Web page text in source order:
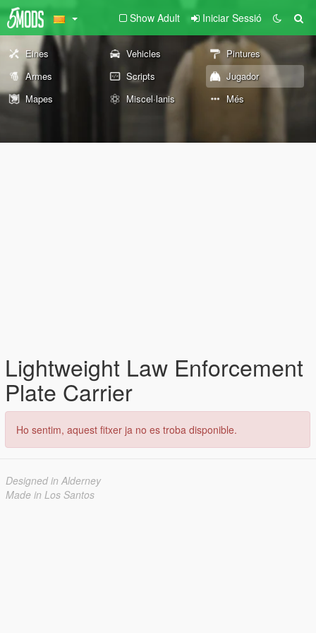
Show Adult Iniciar Sessió
Eines Vehicles
Pintures
Armes
Scripts
Jugador
Mapes
Miscel·lanis Més
Lightweight Law Enforcement
Plate Carrier
Ho sentim, aquest fitxer ja no es troba disponible.
Designed in Alderney
Made in Los Santos